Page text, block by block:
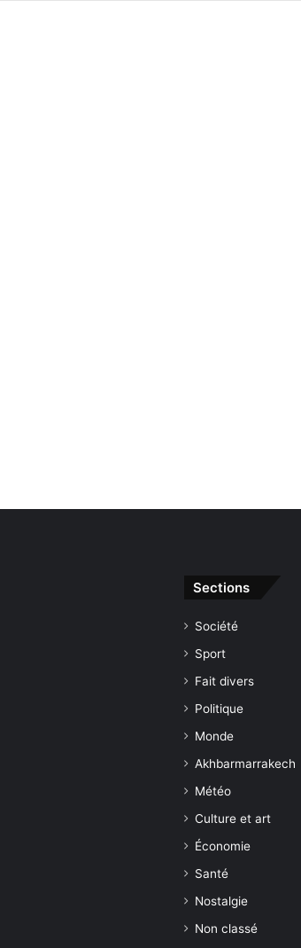
Sections
Société
Sport
Fait divers
Politique
Monde
Akhbarmarrakech
Météo
Culture et art
Économie
Santé
Nostalgie
Non classé